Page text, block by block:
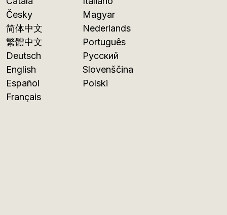
Česky
简体中文
繁體中文
Deutsch
English
Español
Français
Magyar
Nederlands
Português
Русский
Slovenščina
Polski